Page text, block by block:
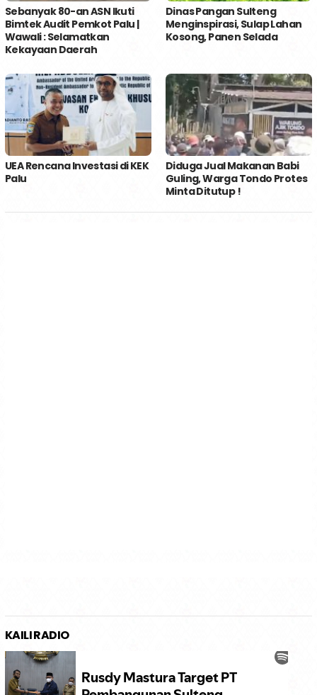
Sebanyak 80-an ASN Ikuti
Bimtek Audit Pemkot Palu |
Wawali : Selamatkan
Kekayaan Daerah
Dinas Pangan Sulteng
Menginspirasi, Sulap Lahan
Kosong, Panen Selada
UEA Rencana Investasi di KEK
Palu
Diduga Jual Makanan Babi
Guling, Warga Tondo Protes
Minta Ditutup !
KAILI RADIO